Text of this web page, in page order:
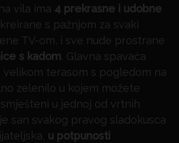
vila ima 4 prekrasne i udobne
s pažnjom za svaki
TV-om, i sve nude prostrane
s kadom. Glavna spavaća
velikom terasom s pogledom na
zelenilo u kojem možete
u jednoj od vrtnih
je san svakog pravog sladokusca
u potpunosti